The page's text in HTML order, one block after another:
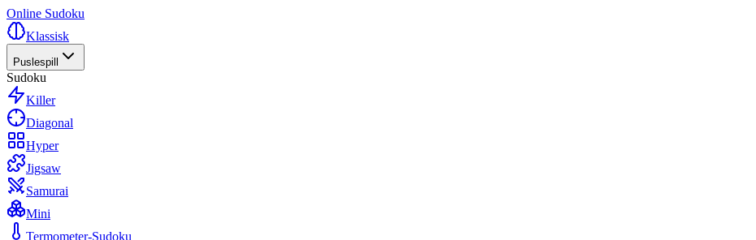
Online Sudoku
Klassisk
Puslespill
Sudoku
Killer
Diagonal
Hyper
Jigsaw
Samurai
Mini
Termometer-Sudoku